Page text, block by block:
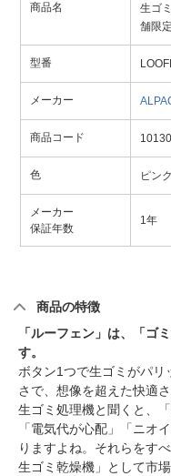
商品名
生ゴ
舗限
型番
メーカー
商品コード
色 ピンク
メーカー
保証年数
1年
商品の特徴
「ルーフェン」は、「ゴ
す。
ボタン1つで生ゴミがパリ
さで、想像を超えた快適
生ゴミ処理機と聞くと、
「電気代が心配」「ニオ
りますよね。それらをす
生ゴミ乾燥機」として市